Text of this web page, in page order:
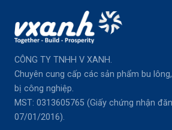
CÔNG TY TNHH V XANH.
Chuyên cung cấp các sản phẩm bu
bị công nghiệp.
MST: 0313605765 (Giấy chứng nhận
07/01/2016).